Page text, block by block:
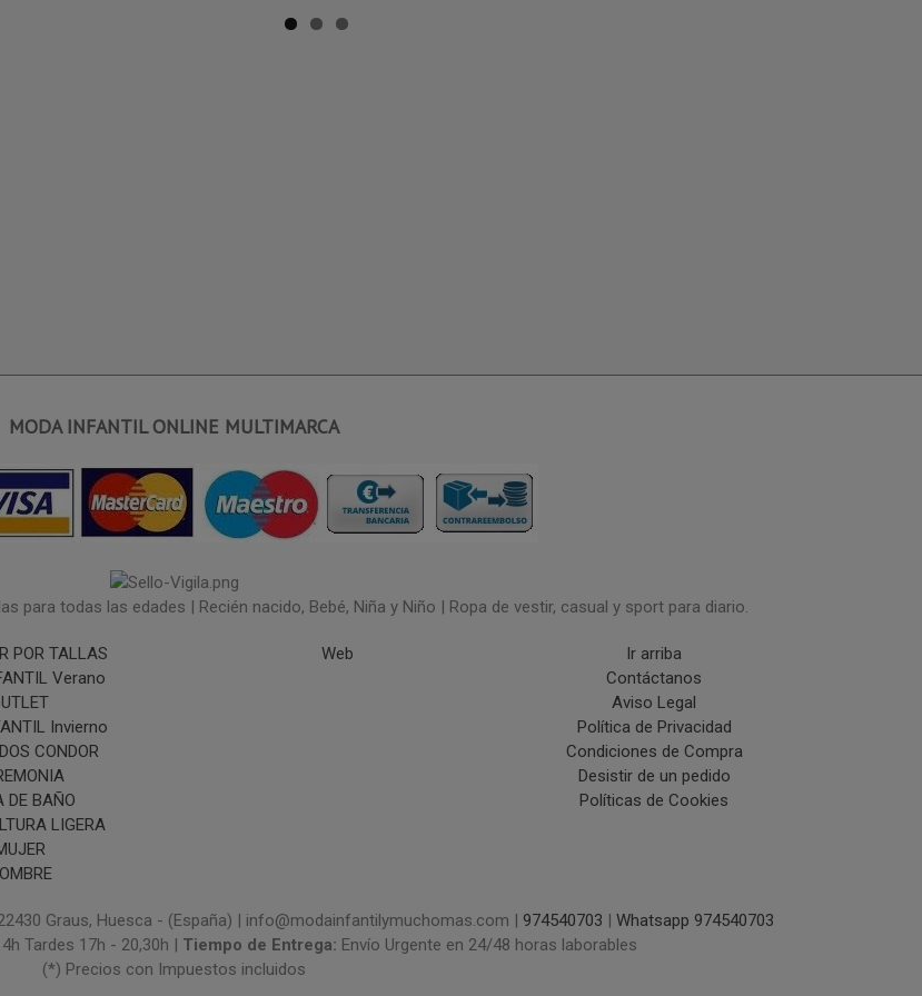
MODA INFANTIL ONLINE MULTIMARCA
para todas las edades | Recién nacido, Bebé, Niña y Niño | Ropa de vestir, casual y sport para diario.
POR TALLAS
Verano
Invierno
CONDOR
DE BAÑO
LIGERA
Web
Ir arriba
Contáctanos
Aviso Legal
Política de Privacidad
Condiciones de Compra
Desistir de un pedido
Políticas de Cookies
Graus, Huesca - (España) | info@modainfantilymuchomas.com | 974540703 | Whatsapp 974540703
Tardes 17h - 20,30h | Tiempo de Entrega: Envío Urgente en 24/48 horas laborables
(*) Precios con Impuestos incluidos